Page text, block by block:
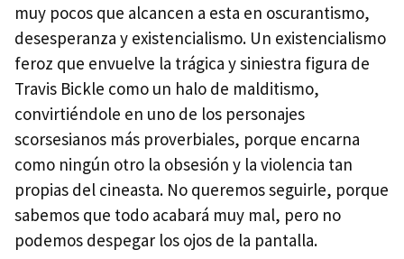
muy pocos que alcancen a esta en oscurantismo,
desesperanza y existencialismo. Un existencialismo
feroz que envuelve la trágica y siniestra figura de
Travis Bickle como un halo de malditismo,
convirtiéndole en uno de los personajes
scorsesianos más proverbiales, porque encarna
como ningún otro la obsesión y la violencia tan
propias del cineasta. No queremos seguirle, porque
sabemos que todo acabará muy mal, pero no
podemos despegar los ojos de la pantalla.